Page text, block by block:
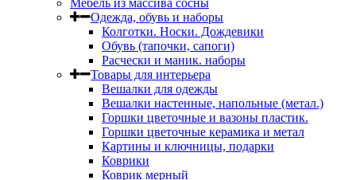
Мебель из массива сосны
Одежда, обувь и наборы
Колготки. Носки. Дождевики
Обувь (тапочки, сапоги)
Расчески и маник. наборы
Товары для интерьера
Вешалки для одежды
Вешалки настенные, напольные (метал.)
Горшки цветочные и вазоны пластик.
Горшки цветочные керамика и метал
Картины и ключницы, подарки
Коврики
Коврик мерный